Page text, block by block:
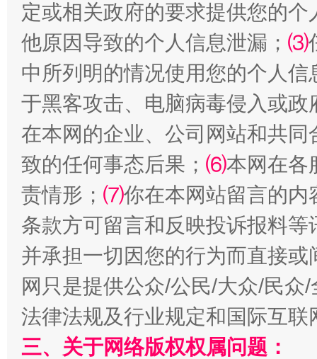
揭开“小金库”的免责幌子
定或相关政府的要求提供您的个
他原因导致的个人信息泄漏； ⑶
中所列明的情况使用您的个人
于黑客攻击、电脑病毒侵入或
在本网的企业、公司网站和共
致的任何事态后果； ⑹本网在各
责情形； ⑺你在本网站留言的内
条款方可留言和反映投诉报料
并承担一切因您的行为而直接
网只是提供公众/公民/大众/民
法律法规及行业规定和国际互
三、关于网络版权权属问题：